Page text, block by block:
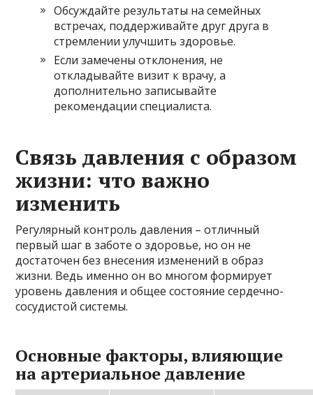
Обсуждайте результаты на семейных
встречах, поддерживайте друг друга в
стремлении улучшить здоровье.
Если замечены отклонения, не
откладывайте визит к врачу, а
дополнительно записывайте
рекомендации специалиста.
Связь давления с образом
жизни: что важно
изменить
Регулярный контроль давления – отличный
первый шаг в заботе о здоровье, но он не
достаточен без внесения изменений в образ
жизни. Ведь именно он во многом формирует
уровень давления и общее состояние сердечно-
сосудистой системы.
Основные факторы, влияющие
на артериальное давление